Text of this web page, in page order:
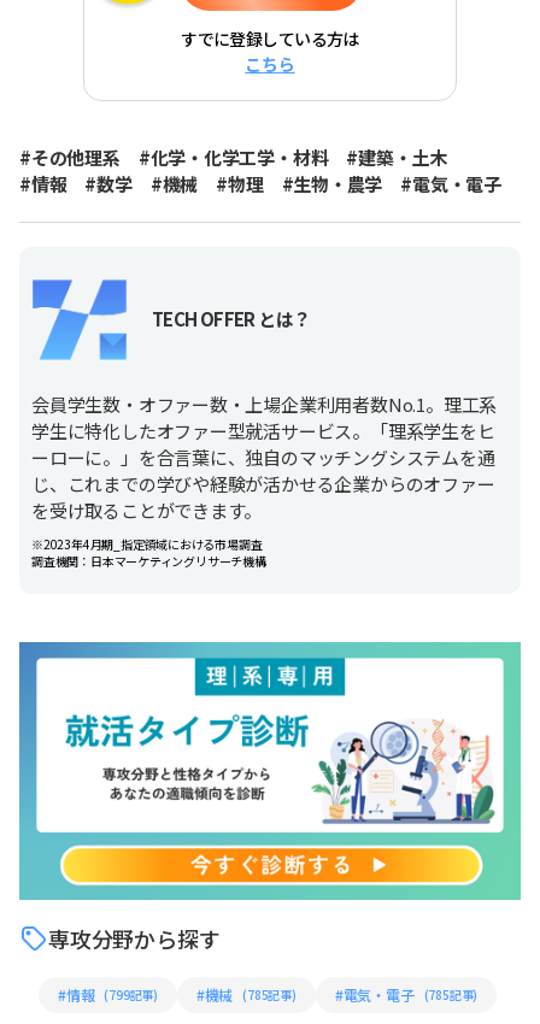
すでに登録している方は
こちら
#その他理系 #化学・化学工学・材料
#建築・土木
#情報
#数学 #機械 #物理 #生物・農学 #電気・電子
TECH OFFER とは？
会員学生数・オファー数・上場企業利用者数No.1。理工系
学生に特化したオファー型就活サービス。「理系学生をヒ
ーローに。」を合言葉に、独自のマッチングシステムを通
じ、これまでの学びや経験が活かせる企業からのオファー
を受け取ることができます。
※2023年4月期_指定領域における市場調査
調査機関：日本マーケティングリサーチ機構
専攻分野から探す
#情報 (799記事) #機械 (785記事) #電気・電子 (785記事)